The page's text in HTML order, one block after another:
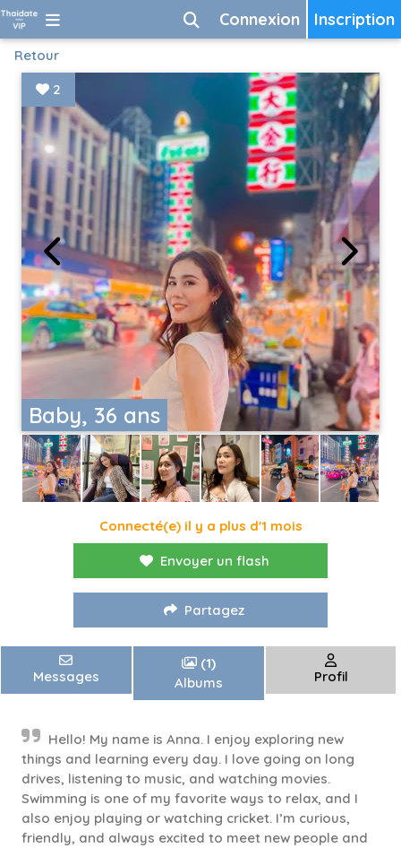
Inscription
Connexion
Retour
Baby, 36 ans
2
Connecté(e) il y a plus d'1 mois
Envoyer un flash
Partagez
Messages
(1)
Albums
Profil
Hello! My name is Anna. I enjoy exploring new
things and learning every day. I love going on long
drives, listening to music, and watching movies.
Swimming is one of my favorite ways to relax, and I
also enjoy playing or watching cricket. I’m curious,
friendly, and always excited to meet new people and